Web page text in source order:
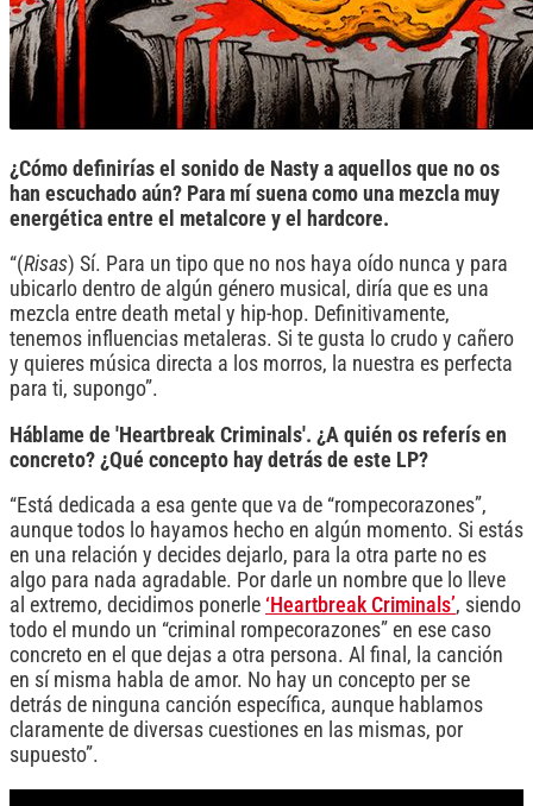
¿Cómo definirías el sonido de Nasty a aquellos que no os
han escuchado aún? Para mí suena como una mezcla muy
energética entre el metalcore y el hardcore.
“(Risas) Sí. Para un tipo que no nos haya oído nunca y para
ubicarlo dentro de algún género musical, diría que es una
mezcla entre death metal y hip-hop. Definitivamente,
tenemos influencias metaleras. Si te gusta lo crudo y cañero
y quieres música directa a los morros, la nuestra es perfecta
para ti, supongo”.
Háblame de 'Heartbreak Criminals'. ¿A quién os referís en
concreto? ¿Qué concepto hay detrás de este LP?
“Está dedicada a esa gente que va de “rompecorazones”,
aunque todos lo hayamos hecho en algún momento. Si estás
en una relación y decides dejarlo, para la otra parte no es
algo para nada agradable. Por darle un nombre que lo lleve
al extremo, decidimos ponerle ‘Heartbreak Criminals’, siendo
todo el mundo un “criminal rompecorazones” en ese caso
concreto en el que dejas a otra persona. Al final, la canción
en sí misma habla de amor. No hay un concepto per se
detrás de ninguna canción específica, aunque hablamos
claramente de diversas cuestiones en las mismas, por
supuesto”.